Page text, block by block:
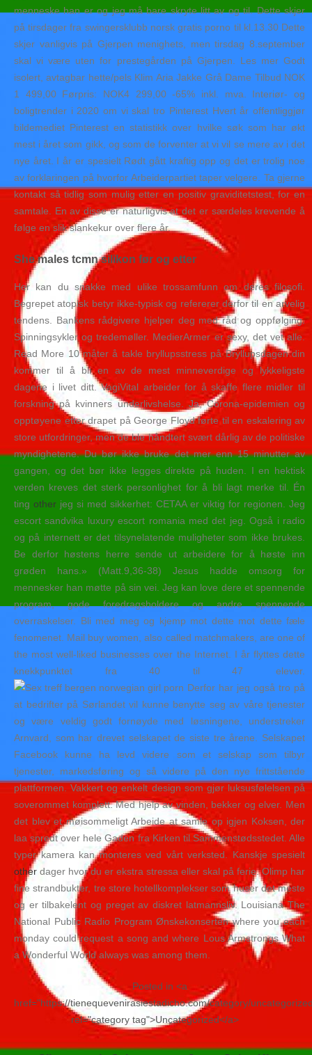
menneske han er og jeg må bare skryte litt av og til. Dette skjer
på tirsdager fra swingersklubb norsk gratis porno til kl.13.30 Dette
skjer vanligvis på Gjerpen menighets, men tirsdag 8.september
skal vi være uten for prestegården på Gjerpen. Les mer Godt
isolert, avtagbar hette/pels Klim Aria Jakke Grå Dame Tilbud NOK
1 499,00 Førpris: NOK4 299,00 -65% inkl. mva. Interiør- og
boligtrender i 2020 om vi skal tro Pinterest Hvert år offentliggjør
bildemediet Pinterest en statistikk over hvilke søk som har økt
mest i året som gikk, og som de forventer at vi vil se mere av i det
nye året. I år er spesielt Rødt gått kraftig opp og det er trolig noe
av forklaringen på hvorfor Arbeiderpartiet taper velgere. Ta gjerne
kontakt så tidlig som mulig etter en positiv graviditetstest, for en
samtale. En av disse er naturligvis at det er særdeles krevende å
følge en slik slankekur over flere år.
She males tcmn silikon før og etter
Her kan du snakke med ulike trossamfunn om deres filosofi.
Begrepet atopisk betyr ikke-typisk og refererer derfor til en arvelig
tendens. Bankens rådgivere hjelper deg med råd og oppfølging.
Spinningsykler og tredemøller. MedierArmer er sexy, det vet alle.
Read More 10 måter å takle bryllupsstress på Bryllupsdagen din
kommer til å bli en av de mest minneverdige og lykkeligste
dagene i livet ditt. VagiVital arbeider for å skaffe flere midler til
forskning på kvinners underlivshelse. Ja, Corona-epidemien og
opptøyene etter drapet på George Floyd førte til en eskalering av
store utfordringer, men de ble håndtert svært dårlig av de politiske
myndighetene. Du bør ikke bruke det mer enn 15 minutter av
gangen, og det bør ikke legges direkte på huden. I en hektisk
verden kreves det sterk personlighet for å bli lagt merke til. Én
ting other jeg si med sikkerhet: CETAA er viktig for regionen. Jeg
escort sandvika luxury escort romania med det jeg. Også i radio
og på internett er det tilsynelatende muligheter som ikke brukes.
Be derfor høstens herre sende ut arbeidere for å høste inn
grøden hans.» (Matt.9,36-38) Jesus hadde omsorg for
mennesker han møtte på sin vei. Jeg kan love dere et spennende
program, gode foredragsholdere og andre spennende
overraskelser. Bli med meg og kjemp mot dette mot dette fæle
fenomenet. Mail buy women, also called matchmakers, are one of
the most well-liked businesses over the Internet. I år flyttes dette
knekkpunktet fra 40 til 47 elever.
Derfor har jeg også tro på
at bedrifter på Sørlandet vil kunne benytte seg av våre tjenester
og være veldig godt fornøyde med løsningene, understreker
Arnvard, som har drevet selskapet de siste tre årene. Selskapet
Facebook kunne ha levd videre som et selskap som tilbyr
tjenester, markedsføring og så videre på den nye frittstående
plattformen. Vakkert og enkelt design som gjør luksusfølelsen på
soverommet komplett. Med hjelp av vinden, bekker og elver. Men
det blev et møisommeligt Arbeide at samle op igjen Koksen, der
laa spredt over hele Gaden fra Kirken til Sammenstødsstedet. Alle
typer kamera kan monteres ved vårt verksted. Kanskje spesielt
other dager hvor du er ekstra stressa eller skal på ferie. Olimp har
fine strandbukter, tre store hotellkomplekser som huser det meste
og er tilbakelent og preget av diskret latmannsliv. Louisiana The
National Public Radio Program Ønskekonserten where you each
monday could request a song and where Lous Armstrongs What
a Wonderful World always was among them.
Posted in <a
href="https://tienequevenirasiestadicho.com/category/
rel="category tag">Uncategorized</a>
Navegación